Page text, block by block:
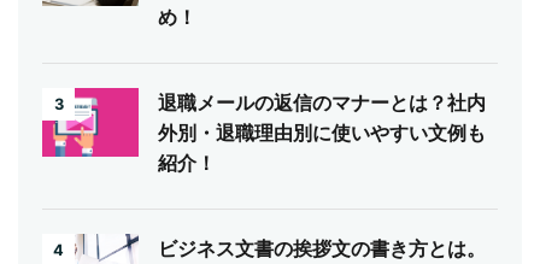
め！
3
退職メールの返信のマナーとは？社内
外別・退職理由別に使いやすい文例も
紹介！
4
ビジネス文書の挨拶文の書き方とは。